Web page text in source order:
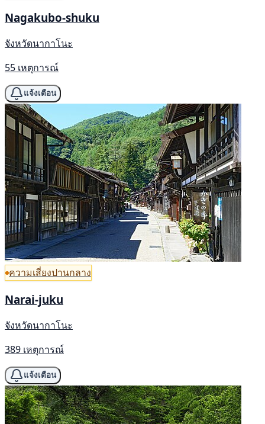
Nagakubo-shuku
จังหวัดนากาโนะ
55 เหตุการณ์
แจ้งเตือน
ความเสี่ยงปานกลาง
Narai-juku
จังหวัดนากาโนะ
389 เหตุการณ์
แจ้งเตือน